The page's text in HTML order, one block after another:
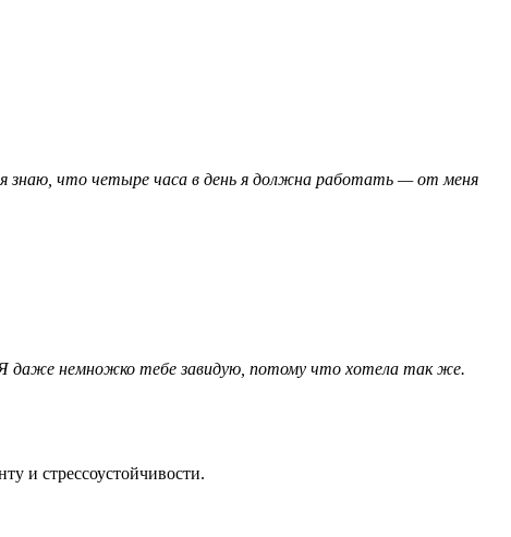
я знаю, что четыре часа в день я должна работать — от меня
даже немножко тебе завидую, потому что хотела так же.
и стрессоустойчивости.